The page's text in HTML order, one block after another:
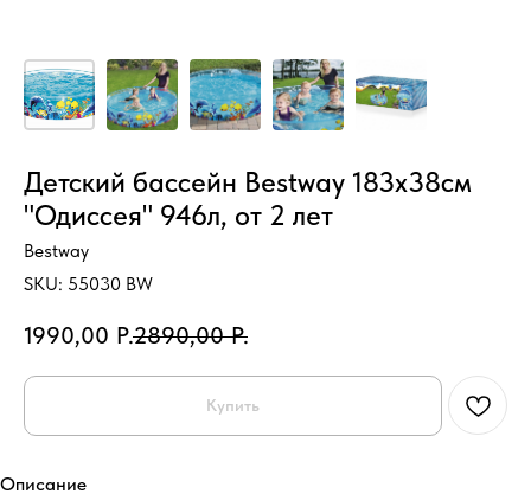
Детский бассейн Bestway 183х38см
"Одиссея" 946л, от 2 лет
Bestway
SKU: 55030 BW
1990,00 Р.2890,00 Р.
Купить
Описание